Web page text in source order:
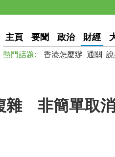
主頁 要聞 政治 財經
熱門話題: 香港怎麼辦 通關
雜 非簡單取